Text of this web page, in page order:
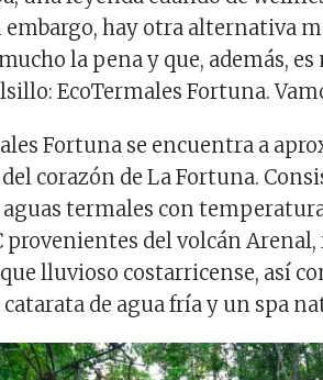
embargo, hay otra alternativa
la pena y que, además,
EcoTermales Fortuna.
Fortuna se encuentra a
corazón de La Fortuna.
aguas termales con
provenientes del volcán
lluvioso costarricense, así
de agua fría y un spa